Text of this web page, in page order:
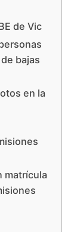
de Vic
bajas
en la
matrícula